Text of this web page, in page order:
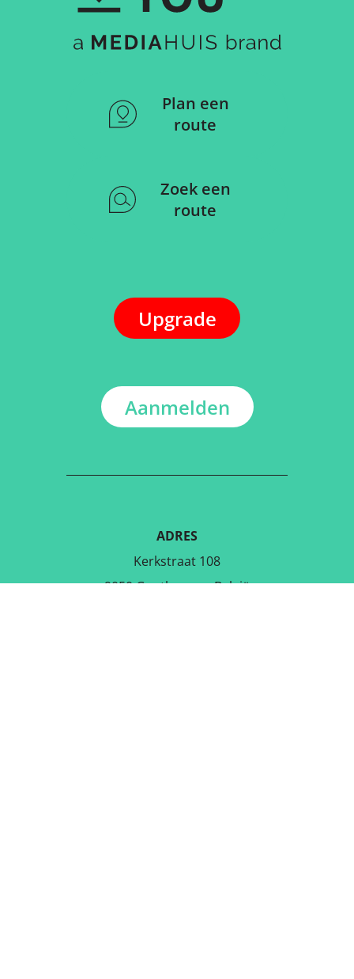
Plan een
route
Zoek een
route
Upgrade
Aanmelden
ADRES
Kerkstraat 108
9050 Gentbrugge, België